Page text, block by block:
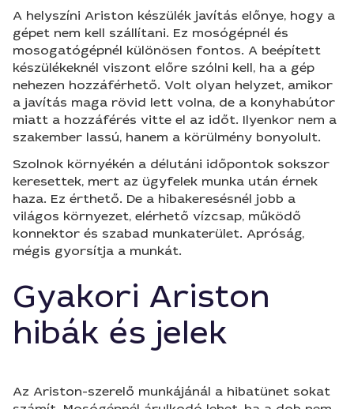
A helyszíni Ariston készülék javítás előnye, hogy a
gépet nem kell szállítani. Ez mosógépnél és
mosogatógépnél különösen fontos. A beépített
készülékeknél viszont előre szólni kell, ha a gép
nehezen hozzáférhető. Volt olyan helyzet, amikor
a javítás maga rövid lett volna, de a konyhabútor
miatt a hozzáférés vitte el az időt. Ilyenkor nem a
szakember lassú, hanem a körülmény bonyolult.
Szolnok környékén a délutáni időpontok sokszor
keresettek, mert az ügyfelek munka után érnek
haza. Ez érthető. De a hibakeresésnél jobb a
világos környezet, elérhető vízcsap, működő
konnektor és szabad munkaterület. Apróság,
mégis gyorsítja a munkát.
Gyakori Ariston
hibák és jelek
Az Ariston-szerelő munkájánál a hibatünet sokat